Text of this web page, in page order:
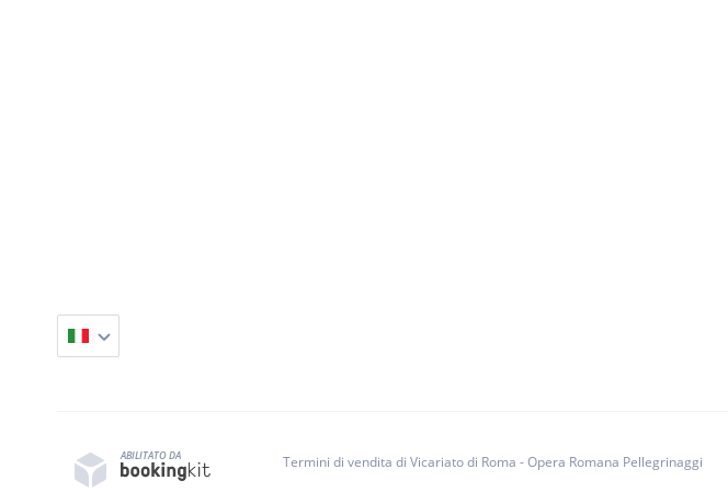
ABILITATO DA Termini di vendita di Vicariato di Roma - Opera Romana Pellegrinaggi